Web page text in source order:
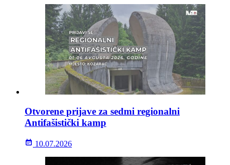
Otvorene prijave za sedmi regionalni
Antifašistički kamp
10.07.2026